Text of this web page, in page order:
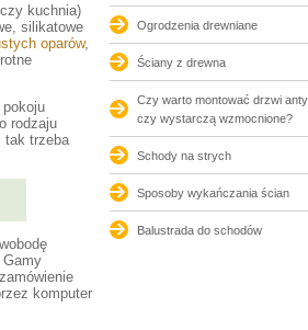
kuchnia)
silikatowe
oparów,
rodzaju
trzeba
komputer
Ogrodzenia drewniane
Ściany z drewna
Czy warto montować drzwi
czy wystarczą wzmocnione?
Schody na strych
Sposoby wykańczania ścian
Balustrada do schodów